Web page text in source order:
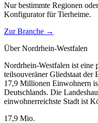
Nur bestimmte Regionen
Konfigurator fürTierheime.
Zur Branche →
ÜberNordrhein-Westfalen
Nordrhein-Westfalen ist eine
teilsouveräner Gliedstaat
17,9 Millionen Einwohnern
Deutschlands. Die
einwohnerreichste Stadt ist
17,9 Mio.